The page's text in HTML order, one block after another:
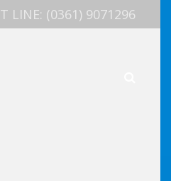
LINE: (0361) 9071296